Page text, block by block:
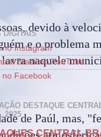
devido à
e o problema
lavra naquele
de Paúl, mas,
DIGITAIS
no Instagram
Brasil no YouTube
no Facebook
DESTAQUE
2025
CENTRAL